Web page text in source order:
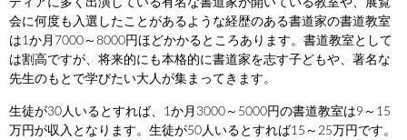
ディアに多く出演している有名な書道家が開いている教室や、展覧
会に何度も入選したことがあるような経歴のある書道家の書道教室
は1か月7000～8000円ほどかかるところあります。書道教室として
は割高ですが、将来的にも本格的に書道家を志す子どもや、著名な
先生のもとで学びたい大人が集まってきます。
生徒が30人いるとすれば、1か月3000～5000円の書道教室は9～15
万円が収入となります。生徒が50人いるとすれば15～25万円です。